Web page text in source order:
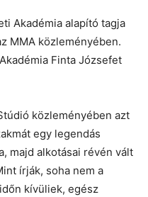
Akadémia alapító tagja
MMA közleményében.
Finta Józsefet
közleményében azt
egy legendás
majd alkotásai révén vált
írják, soha nem a
kívüliek, egész